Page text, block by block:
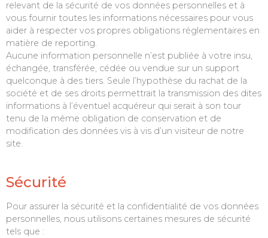
relevant de la sécurité de vos données personnelles et à
vous fournir toutes les informations nécessaires pour vous
aider à respecter vos propres obligations réglementaires en
matière de reporting.
Aucune information personnelle n’est publiée à votre insu,
échangée, transférée, cédée ou vendue sur un support
quelconque à des tiers. Seule l’hypothèse du rachat de la
société et de ses droits permettrait la transmission des dites
informations à l’éventuel acquéreur qui serait à son tour
tenu de la même obligation de conservation et de
modification des données vis à vis d’un visiteur de notre
site.
Sécurité
Pour assurer la sécurité et la confidentialité de vos données
personnelles, nous utilisons certaines mesures de sécurité
tels que :